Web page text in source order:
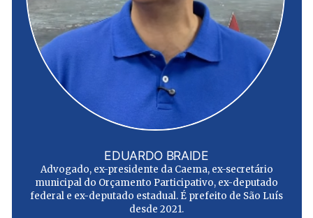
EDUARDO BRAIDE
Advogado, ex-presidente da Caema, ex-secretário
municipal do Orçamento Participativo, ex-deputado
federal e ex-deputado estadual. É prefeito de São Luís
desde 2021.